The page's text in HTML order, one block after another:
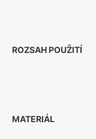
ROZSAH POUŽITÍ
MATERIÁL